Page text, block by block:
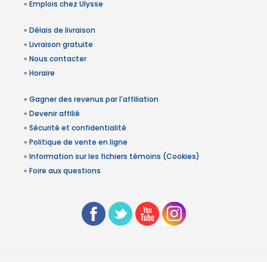
» Emplois chez Ulysse
» Délais de livraison
» Livraison gratuite
» Nous contacter
» Horaire
» Gagner des revenus par l'affiliation
» Devenir affilié
» Sécurité et confidentialité
» Politique de vente en ligne
» Information sur les fichiers témoins (Cookies)
» Foire aux questions